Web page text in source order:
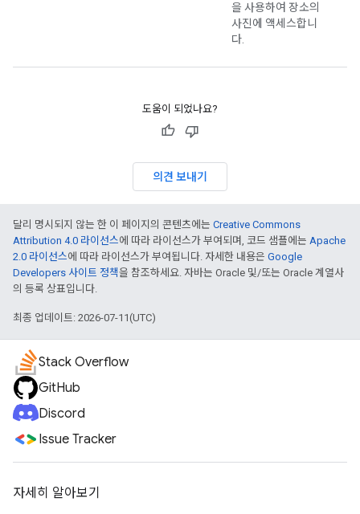
을 사용하여 장소의
사진에 액세스합니
다.
도움이 되었나요?
의견 보내기
달리 명시되지 않는 한 이 페이지의 콘텐츠에는 Creative Commons
Attribution 4.0 라이선스에 따라 라이선스가 부여되며, 코드 샘플에는 Apache
2.0 라이선스에 따라 라이선스가 부여됩니다. 자세한 내용은 Google
Developers 사이트 정책을 참조하세요. 자바는 Oracle 및/또는 Oracle 계열사
의 등록 상표입니다.
최종 업데이트: 2026-07-11(UTC)
Stack Overflow
GitHub
Discord
Issue Tracker
자세히 알아보기